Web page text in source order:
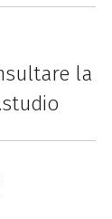
la